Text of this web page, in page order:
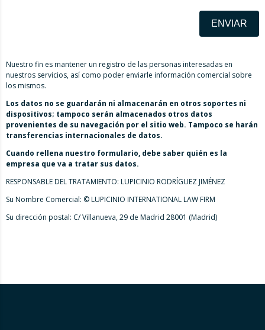
Nuestro fin es mantener un registro de las personas interesadas en
nuestros servicios, así como poder enviarle información comercial sobre
los mismos.
Los datos no se guardarán ni almacenarán en otros soportes ni
dispositivos; tampoco serán almacenados otros datos
provenientes de su navegación por el sitio web. Tampoco se harán
transferencias internacionales de datos.
Cuando rellena nuestro formulario, debe saber quién es la
empresa que va a tratar sus datos.
RESPONSABLE DEL TRATAMIENTO: LUPICINIO RODRÍGUEZ JIMÉNEZ
Su Nombre Comercial: © LUPICINIO INTERNATIONAL LAW FIRM
Su dirección postal: C/ Villanueva, 29 de Madrid 28001 (Madrid)
ENVIAR